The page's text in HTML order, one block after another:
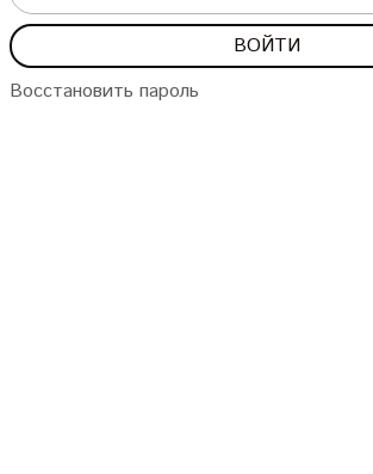
Восстановить пароль